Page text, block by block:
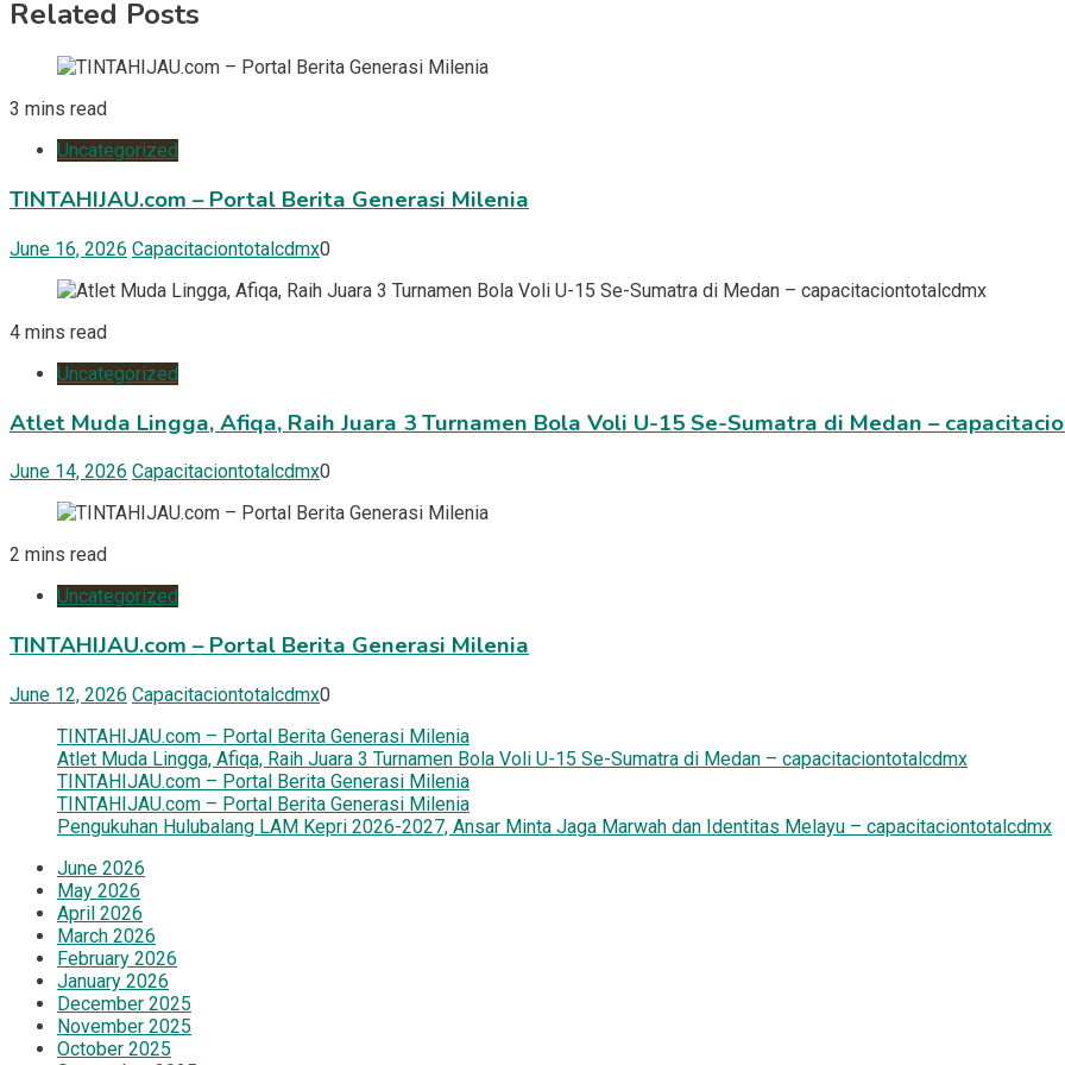
Related Posts
3 mins read
Uncategorized
TINTAHIJAU.com – Portal Berita Generasi Milenia
June 16, 2026 Capacitaciontotalcdmx0
4 mins read
Uncategorized
Atlet Muda Lingga, Afiqa, Raih Juara 3 Turnamen Bola Voli U-15 Se-Sumatra di Medan –
June 14, 2026 Capacitaciontotalcdmx0
2 mins read
Uncategorized
TINTAHIJAU.com – Portal Berita Generasi Milenia
June 12, 2026 Capacitaciontotalcdmx0
TINTAHIJAU.com – Portal Berita Generasi Milenia
Atlet Muda Lingga, Afiqa, Raih Juara 3 Turnamen Bola Voli U-15 Se-Sumatra di Medan – capacitaciontotalcdmx
TINTAHIJAU.com – Portal Berita Generasi Milenia
TINTAHIJAU.com – Portal Berita Generasi Milenia
Pengukuhan Hulubalang LAM Kepri 2026-2027, Ansar Minta Jaga Marwah dan Identitas Melayu – capacitaciontotalcdmx
June 2026
May 2026
April 2026
March 2026
February 2026
January 2026
December 2025
November 2025
October 2025